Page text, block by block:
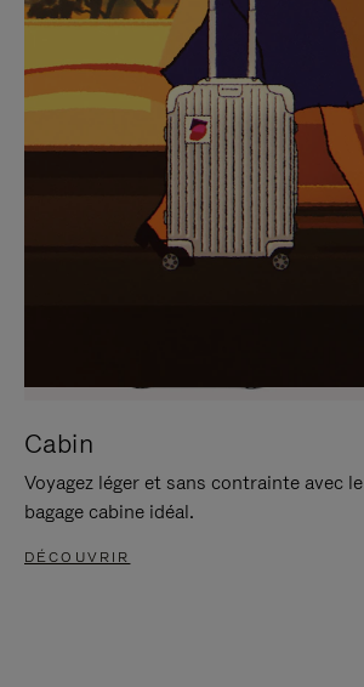
SUR
POUR
METTRE
PAUSE
VEUILLEZ
CLIQUER
POUR
RÉACTIVER
LE
SON
Cabin
Voyagez léger et sans contrainte avec le
bagage cabine idéal.
DÉCOUVRIR